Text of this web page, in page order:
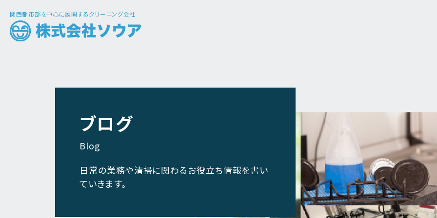
関西都市部を中心に展開するクリーニング会社
ブログ
Blog
日常の業務や清掃に関わるお役立ち情報を書い
ていきます。